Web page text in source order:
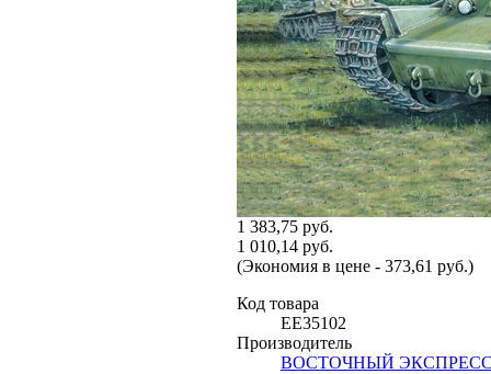
1 383,75 руб.
1 010,14 руб.
(Экономия в цене - 373,61 руб.)
Код товара
EE35102
Производитель
ВОСТОЧНЫЙ